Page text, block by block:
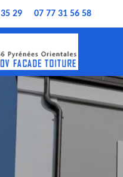
29 07 77 31 56 58